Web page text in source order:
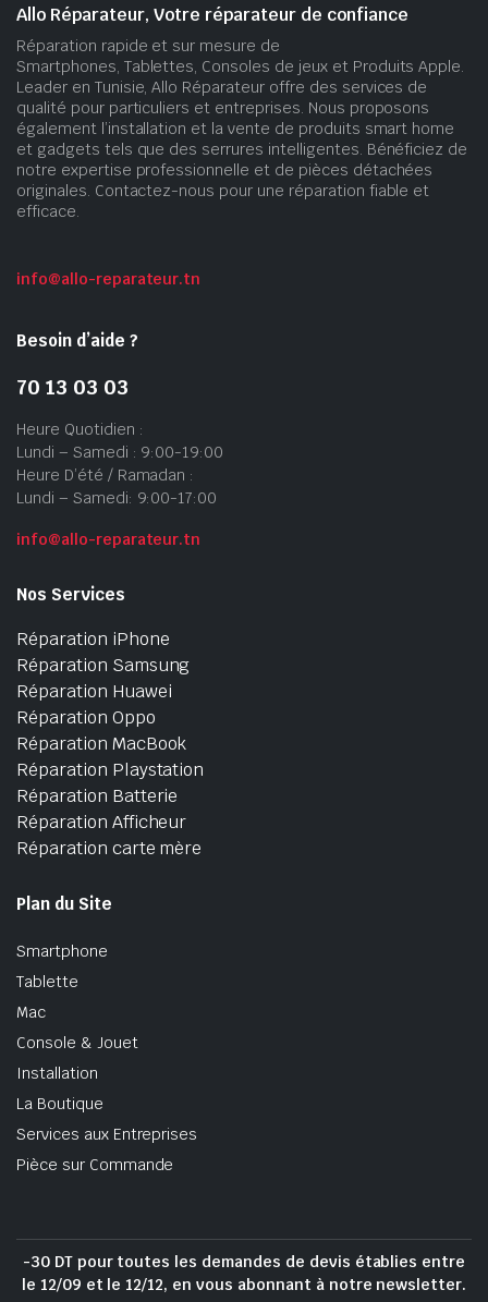
Allo Réparateur, Votre réparateur de confiance
Réparation rapide et sur mesure de
Smartphones, Tablettes, Consoles de jeux et Produits Apple.
Leader en Tunisie, Allo Réparateur offre des services de
qualité pour particuliers et entreprises. Nous proposons
également l’installation et la vente de produits smart home
et gadgets tels que des serrures intelligentes. Bénéficiez de
notre expertise professionnelle et de pièces détachées
originales. Contactez-nous pour une réparation fiable et
efficace.
info@allo-reparateur.tn
Besoin d’aide ?
70 13 03 03
Heure Quotidien :
Lundi – Samedi : 9:00-19:00
Heure D’été / Ramadan :
Lundi – Samedi: 9:00-17:00
info@allo-reparateur.tn
Nos Services
Réparation iPhone
Réparation Samsung
Réparation Huawei
Réparation Oppo
Réparation MacBook
Réparation Playstation
Réparation Batterie
Réparation Afficheur
Réparation carte mère
Plan du Site
Smartphone
Tablette
Mac
Console & Jouet
Installation
La Boutique
Services aux Entreprises
Pièce sur Commande
-30 DT pour toutes les demandes de devis établies entre
le 12/09 et le 12/12, en vous abonnant à notre newsletter.